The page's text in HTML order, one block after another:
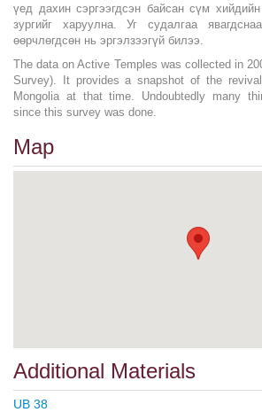
үед дахин сэргээгдсэн байсан сүм
зургийг харуулна. Уг судалгаа
өөрчлөгдсөн нь эргэлзээгүй билээ.
The data on Active Temples was collected in
Survey). It provides a snapshot of the
Mongolia at that time. Undoubtedly many
since this survey was done.
Map
Additional Materials
UB 38